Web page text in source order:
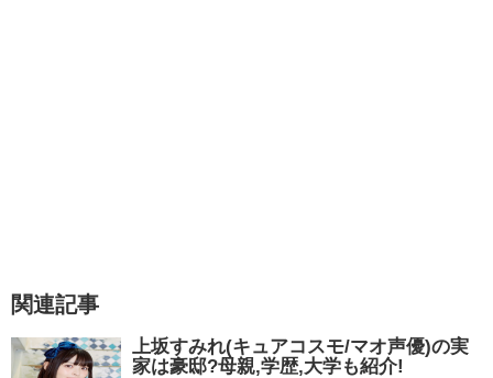
関連記事
上坂すみれ(キュアコスモ/マオ声優)の実
家は豪邸?母親,学歴,大学も紹介!